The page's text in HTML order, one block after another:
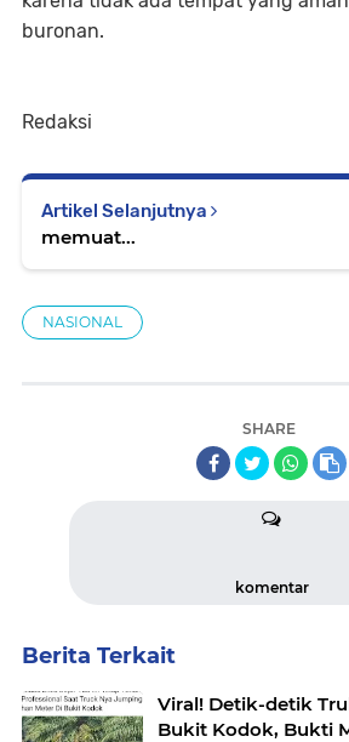
buronan.
Redaksi
Artikel Selanjutnya
memuat...
NASIONAL
SHARE
komentar
Berita Terkait
Viral! Detik-detik
Bukit Kodok, Bukti